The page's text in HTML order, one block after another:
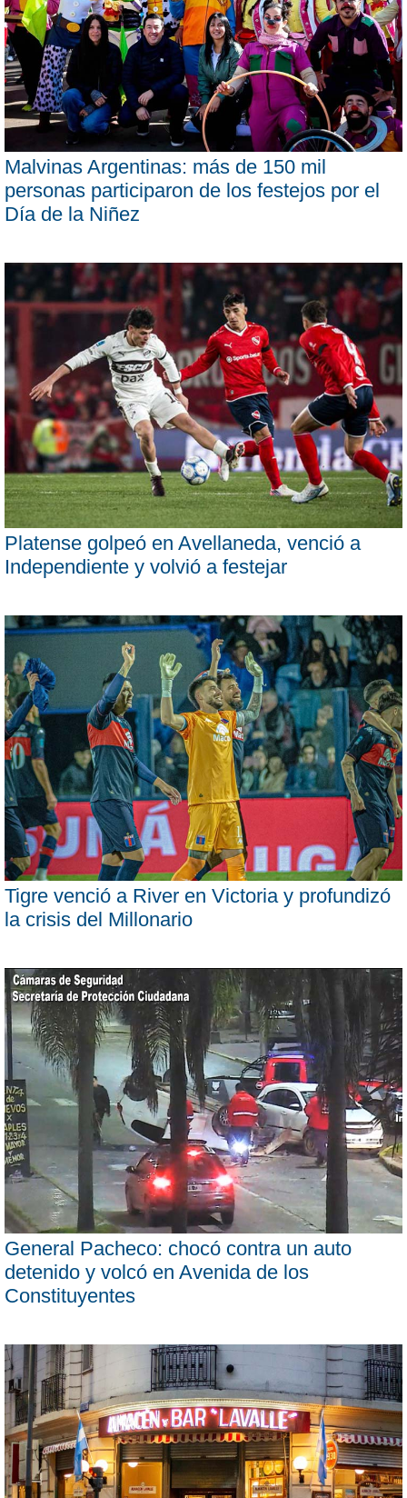
Malvinas Argentinas: más de 150 mil
personas participaron de los festejos por el
Día de la Niñez
Platense golpeó en Avellaneda, venció a
Independiente y volvió a festejar
Tigre venció a River en Victoria y profundizó
la crisis del Millonario
General Pacheco: chocó contra un auto
detenido y volcó en Avenida de los
Constituyentes